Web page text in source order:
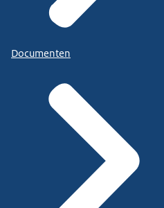
Documenten